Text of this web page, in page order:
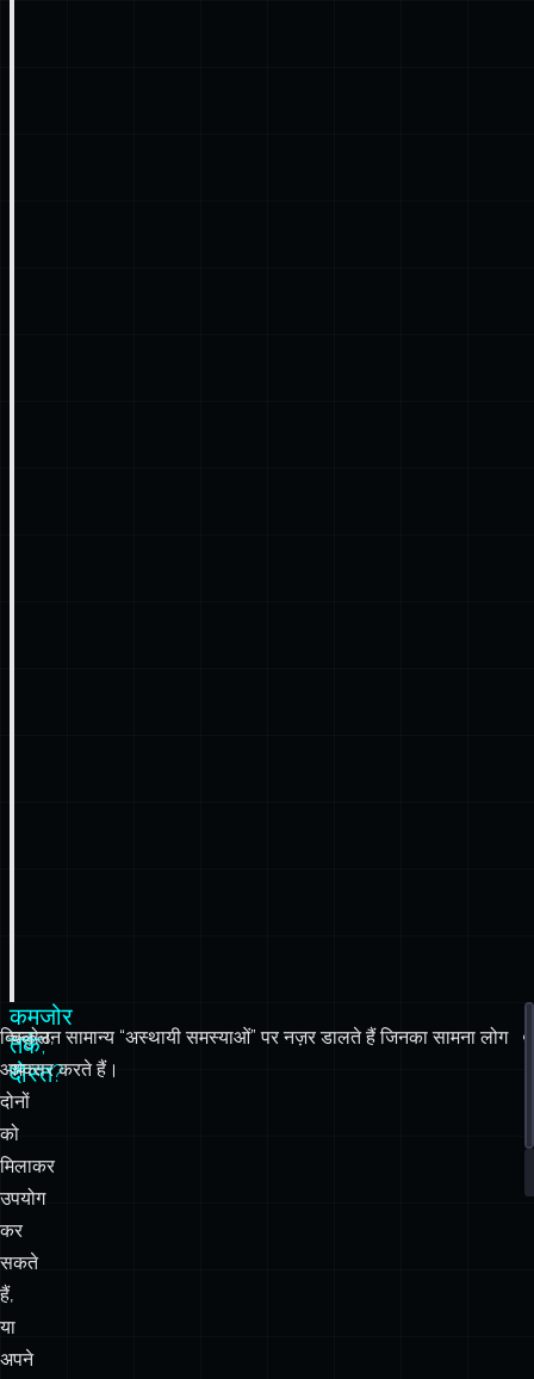
बिल्कुल,
आप
दोनों
को
मिलाकर
उपयोग
कर
सकते
हैं,
या
अपने
कमजोर
तर्क,
दोस्त?
चलोउन सामान्य “अस्थायी समस्याओं” पर नज़र डालते हैं जिनका सामना लोग
अक्सर करते हैं।